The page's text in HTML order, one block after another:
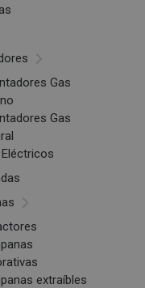
Gas
Gas
extraíbles